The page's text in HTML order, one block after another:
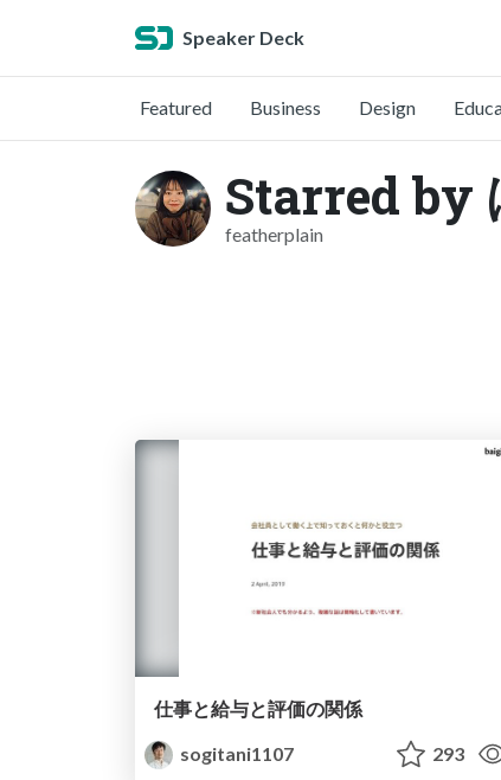
Speaker Deck
Featured Business Design
Starred by
featherplain
仕事と給与と評価の関係
sogitani1107
293